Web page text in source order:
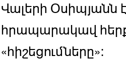
Վալերի Օսիպյանն
հրապարակավ
«հիշեցումները»: